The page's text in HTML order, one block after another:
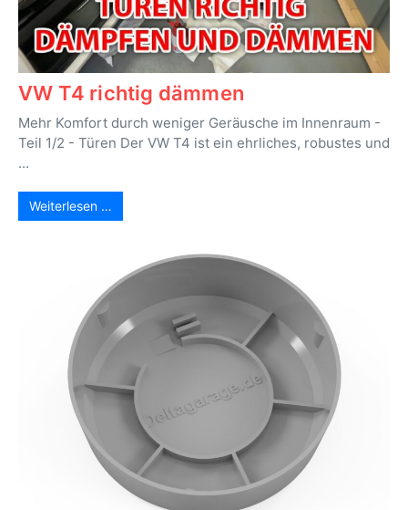
VW T4 richtig dämmen
Mehr Komfort durch weniger Geräusche im Innenraum -
Teil 1/2 - Türen Der VW T4 ist ein ehrliches, robustes und
...
Weiterlesen …